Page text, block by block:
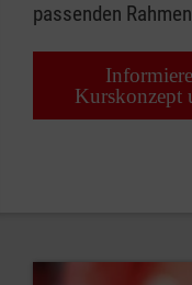
passenden
Kurskonzept